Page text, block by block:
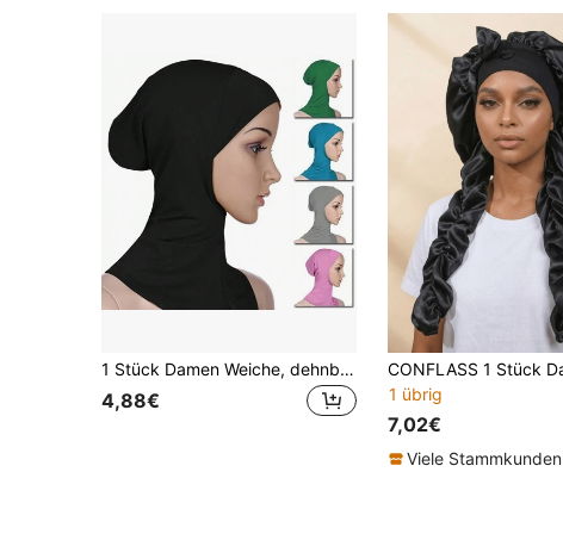
1 Stück Damen Weiche, dehnbare Turban Kappe Islamischer Schal Halstuch Stirnband Haube Turban Schlafhaube
4,88€
1 übrig
7,02€
Viele Stammkunden